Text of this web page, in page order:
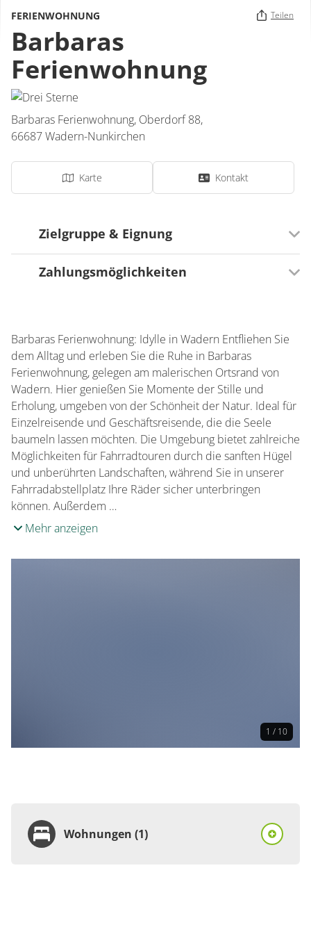
FERIENWOHNUNG Teilen
Barbaras
Ferienwohnung
Barbaras Ferienwohnung, Oberdorf 88,
66687Wadern-Nunkirchen
Karte Kontakt
Zielgruppe & Eignung
Ausrichtung
Zahlungsmöglichkeiten
Überweisung
Barbaras Ferienwohnung: Idylle in Wadern Entfliehen Sie
dem Alltag und erleben Sie die Ruhe in Barbaras
Ferienwohnung, gelegen am malerischen Ortsrand von
Wadern. Hier genießen Sie Momente der Stille und
Erholung, umgeben von der Schönheit der Natur. Ideal für
Einzelreisende und Geschäftsreisende, die die Seele
baumeln lassen möchten. Die Umgebung bietet zahlreiche
Möglichkeiten für Fahrradtouren durch die sanften Hügel
und unberührten Landschaften, während Sie in unserer
Fahrradabstellplatz Ihre Räder sicher unterbringen
können. Außerdem …
Mehr anzeigen
1 / 10
Wohnungen (1)